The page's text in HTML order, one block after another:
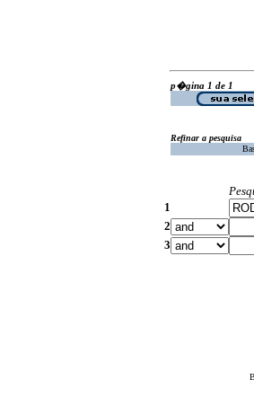
p�gina 1 de 1
Refinar a pesquisa
1
2
3